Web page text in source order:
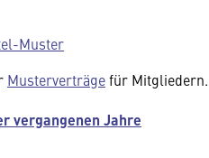
Muster
Musterverträgefür Mitgliedern.
vergangenen Jahre